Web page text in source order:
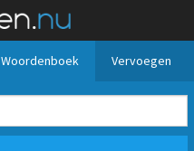
Woordenboek Vervoegen